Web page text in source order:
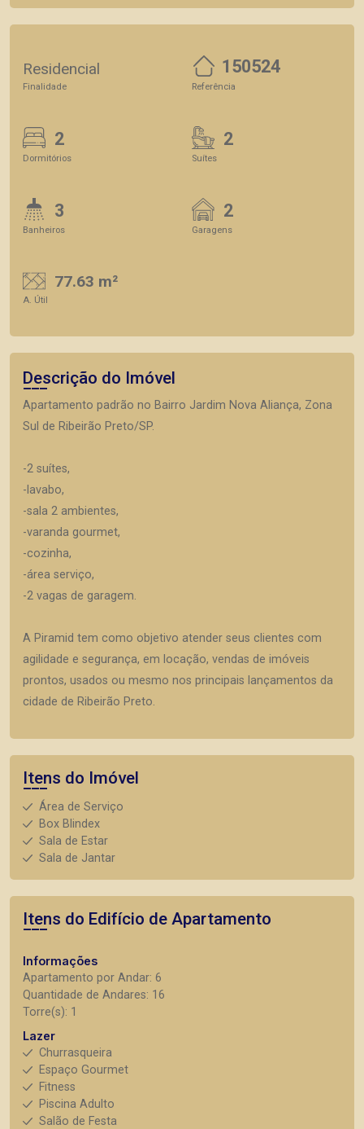
Residencial
Finalidade
150524
Referência
2
Dormitórios
2
Suítes
3
Banheiros
2
Garagens
77.63 m²
A. Útil
Descrição do Imóvel
Apartamento padrão no Bairro Jardim Nova Aliança, Zona
Sul de Ribeirão Preto/SP.
-2 suítes,
-lavabo,
-sala 2 ambientes,
-varanda gourmet,
-cozinha,
-área serviço,
-2 vagas de garagem.
A Piramid tem como objetivo atender seus clientes com
agilidade e segurança, em locação, vendas de imóveis
prontos, usados ou mesmo nos principais lançamentos da
cidade de Ribeirão Preto.
Itens do Imóvel
Área de Serviço
Box Blindex
Sala de Estar
Sala de Jantar
Itens do Edifício de Apartamento
Informações
Apartamento por Andar: 6
Quantidade de Andares: 16
Torre(s): 1
Lazer
Churrasqueira
Espaço Gourmet
Fitness
Piscina Adulto
Salão de Festa